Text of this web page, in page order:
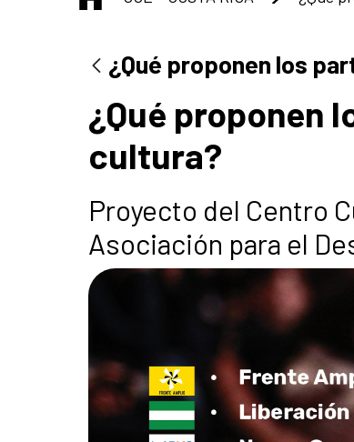
¿Qué proponen los
¿Qué proponen
cultura?
Proyecto del Centro
Asociación para el